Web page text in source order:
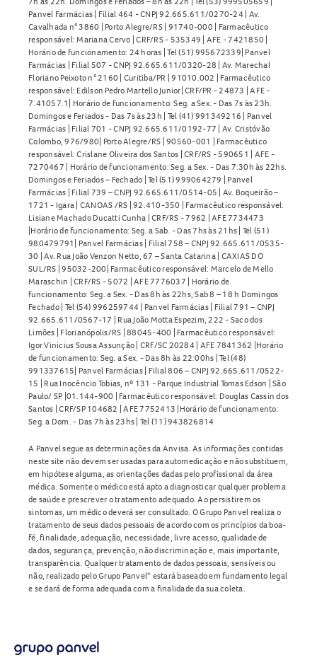
Panvel Farmácias | Filial 464 - CNPJ 92.665.611/0270-24 | Av.
Cavalhada n° 3860 | Porto Alegre/RS | 91740-000 | Farmacêutico
responsável: Mariana Cervo | CRF/RS - 535349 | AFE - 7421850 |
Horário de funcionamento: 24 horas | Tel (51) 995672339| Panvel
Farmácias | Filial 507 - CNPJ 92.665.611/0320-28 | Av. Marechal
Floriano Peixoto n° 2160 | Curitiba/PR | 91010.002 | Farmacêutico
responsável: Edilson Pedro Martello Junior| CRF/PR - 24873 | AFE -
7.41057.1| Horário de funcionamento: Seg. a Sex. - Das 7s às 23h.
Domingos e Feriados - Das 7s às 23h | Tel (41) 991349216 | Panvel
Farmácias | Filial 701 - CNPJ 92.665.611/0192-77 | Av. Cristóvão
Colombo, 976/980| Porto Alegre/RS | 90560-001 | Farmacêutico
responsável: Crislane Oliveira dos Santos | CRF/RS - 590651 | AFE -
7270467 | Horário de funcionamento: Seg. a Sex. - Das 7:30h às 22hs.
Domingos e Feriados – Fechado | Tel (51) 999064279 | Panvel
Farmácias | Filial 739 – CNPJ 92.665.611/0514-05 | Av. Boqueirão –
1721 - Igara | CANOAS /RS | 92.410-350 | Farmacêutico responsável:
Lisiane Machado Ducatti Cunha | CRF/RS - 7962 | AFE 7734473
|Horário de funcionamento: Seg. a Sab. - Das 7hs às 21hs | Tel (51)
980479791| Panvel Farmácias | Filial 758 – CNPJ 92.665.611/0535-
30 | Av. Rua João Venzon Netto, 67 – Santa Catarina | CAXIAS DO
SUL/RS | 95032-200| Farmacêutico responsável: Marcelo de Mello
Maraschin | CRF/RS - 5072 | AFE 7776037 | Horário de
funcionamento: Seg. a Sex. - Das 8h às 22hs, Sab 8 – 18 h Domingos
Fechado | Tel (54) 996259744 | Panvel Farmácias | Filial 791 – CNPJ
92.665.611/0567-17 | Rua João Motta Espezim, 222 - Saco dos
Limões | Florianópolis/RS | 88045-400 | Farmacêutico responsável:
Igor Vinicius Sousa Assunção | CRF/SC 20284 | AFE 7841362 |Horário
de funcionamento: Seg. a Sex. - Das 8h às 22:00hs | Tel (48)
991337615| Panvel Farmácias | Filial 806 – CNPJ 92.665.611/0522-
15 | Rua Inocêncio Tobias, nº 131 - Parque Industrial Tomas Edson | São
Paulo/ SP |01.144-900 | Farmacêutico responsável: Douglas Cassin dos
Santos | CRF/SP 104682 | AFE 7752413 |Horário de funcionamento:
Seg. a Dom. - Das 7h às 23hs | Tel (11) 943826814
A Panvel segue as determinações da Anvisa. As informações contidas
neste site não devem ser usadas para automedicação e não substituem,
em hipótese alguma, as orientações dadas pelo profissional da área
médica. Somente o médico está apto a diagnosticar qualquer problema
de saúde e prescrever o tratamento adequado. Ao persistirem os
sintomas, um médico deverá ser consultado. O Grupo Panvel realiza o
tratamento de seus dados pessoais de acordo com os princípios da boa-
fé, finalidade, adequação, necessidade, livre acesso, qualidade de
dados, segurança, prevenção, não discriminação e, mais importante,
transparência. Qualquer tratamento de dados pessoais, sensíveis ou
não, realizado pelo Grupo Panvel* estará baseado em fundamento legal
e se dará de forma adequada com a finalidade da sua coleta.